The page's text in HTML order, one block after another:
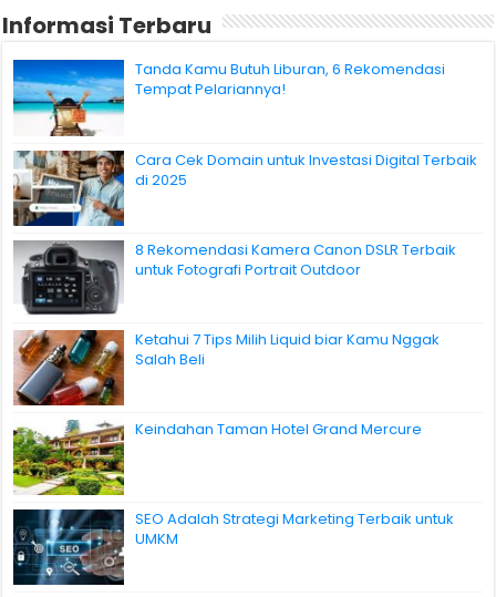
Informasi Terbaru
Tanda Kamu Butuh Liburan, 6 Rekomendasi
Tempat Pelariannya!
Cara Cek Domain untuk Investasi Digital Terbaik
di 2025
8 Rekomendasi Kamera Canon DSLR Terbaik
untuk Fotografi Portrait Outdoor
Ketahui 7 Tips Milih Liquid biar Kamu Nggak
Salah Beli
Keindahan Taman Hotel Grand Mercure
SEO Adalah Strategi Marketing Terbaik untuk
UMKM